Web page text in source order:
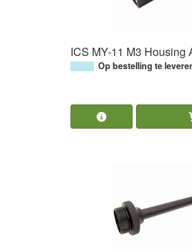
ICS MY-11 M3 Housing
Op bestelling te